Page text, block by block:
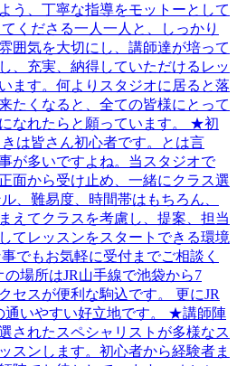
う、丁寧な指導をモットーとして
くださる一人一人と、しっかり
囲気を大切にし、講師達が培って
、充実、納得していただけるレッ
ます。何よりスタジオに居ると落
たくなると、全ての皆様にとって
なれたらと願っています。 ★初
は皆さん初心者です。とは言
が多いですよね。当スタジオで
面から受け止め、一緒にクラス選
、難易度、時間帯はもちろん、
えてクラスを考慮し、提案、担当
てレッスンをスタートできる環境
でもお気軽に受付までご相談く
場所はJR山手線で池袋から7
セスが便利な駒込です。 更にJR
通いやすい好立地です。 ★講師陣
されたスペシャリストが多様なス
スンします。初心者から経験者ま